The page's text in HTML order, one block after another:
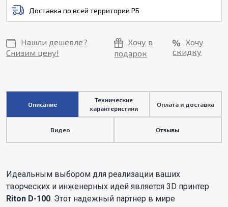
Доставка по всей территории РБ
Нашли дешевле?
Снизим цену!
Хочу в
подарок
Хочу
скидку
Описание
Технические
характеристики
Оплата и доставка
Видео Отзывы
Идеальным выбором для реализации ваших
творческих и инженерных идей является 3D принтер
Riton D-100. Этот надежный партнер в мире